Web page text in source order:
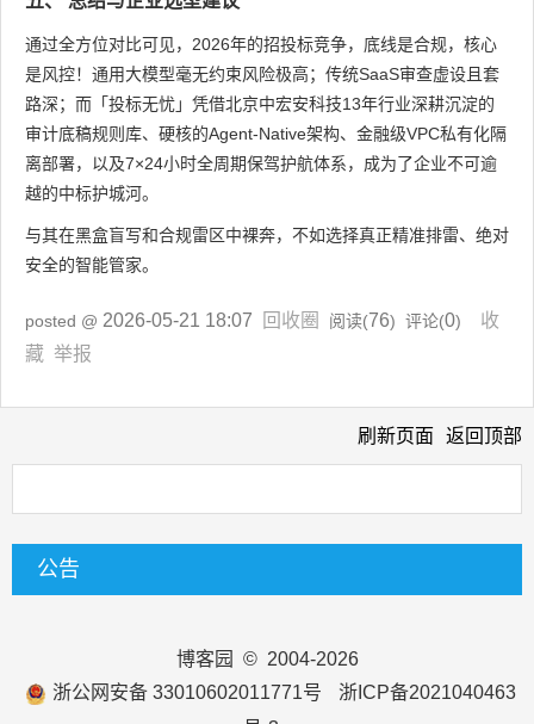
通过全方位对比可见，2026年的招投标竞争，底线是合规，核心
是风控！通用大模型毫无约束风险极高；传统SaaS审查虚设且套
路深；而「投标无忧」凭借北京中宏安科技13年行业深耕沉淀的
审计底稿规则库、硬核的Agent-Native架构、金融级VPC私有化隔
离部署，以及7×24小时全周期保驾护航体系，成为了企业不可逾
越的中标护城河。
与其在黑盒盲写和合规雷区中裸奔，不如选择真正精准排雷、绝对
安全的智能管家。
posted @ 2026-05-21 18:07 回收圈 阅读(76) 评论(0) 收
藏 举报
刷新页面 返回顶部
公告
博客园
© 2004-2026
浙公网安备 33010602011771号
浙ICP备2021040463